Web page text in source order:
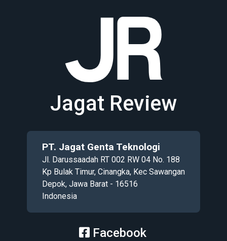
Jagat Review
PT. Jagat Genta Teknologi
Jl. Darussaadah RT 002 RW 04 No. 188
Kp Bulak Timur, Cinangka, Kec Sawangan
Depok, Jawa Barat - 16516
Indonesia
Facebook